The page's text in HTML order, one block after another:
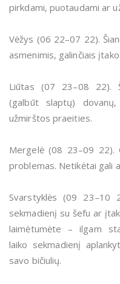
pirkdami, puotaudami ar
Vėžys (06 22–07 22).
asmenimis, galinčiais
Liūtas (07 23–08 22).
(galbūt slaptų)
užmirštos praeities.
Mergelė (08 23–09
problemas. Netikėtai gali
Svarstyklės (09 23–10
sekmadienį su šefu ar
laimėtumėte – ilgam
laiko sekmadienį
savo bičiulių.